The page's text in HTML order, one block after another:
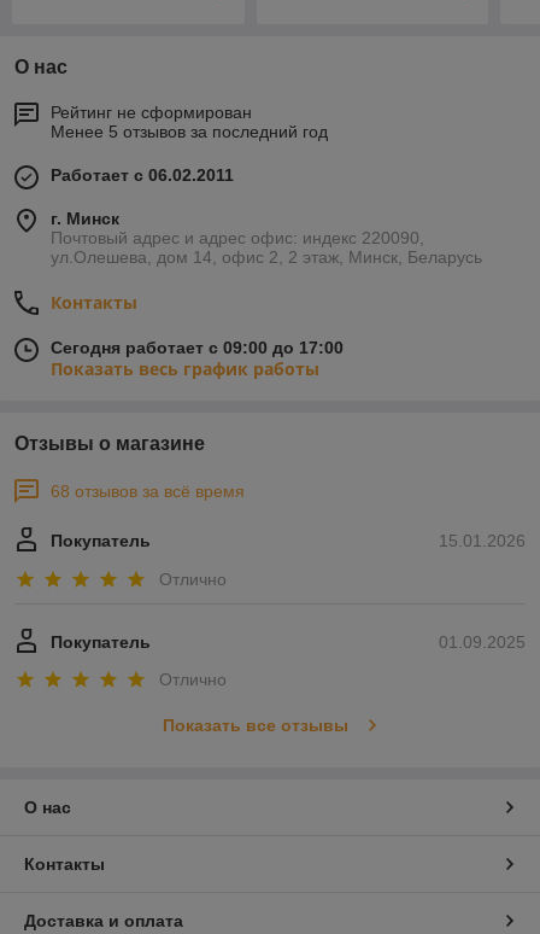
О нас
Рейтинг не сформирован
Менее 5 отзывов за последний год
Работает с 06.02.2011
г. Минск
Почтовый адрес и адрес офис: индекс 220090,
ул.Олешева, дом 14, офис 2, 2 этаж, Минск, Беларусь
Контакты
Сегодня работает с 09:00 до 17:00
Показать весь график работы
Отзывы о магазине
68 отзывов за всё время
15.01.2026
Покупатель
Отлично
01.09.2025
Покупатель
Отлично
Показать все отзывы
О нас
Контакты
Доставка и оплата